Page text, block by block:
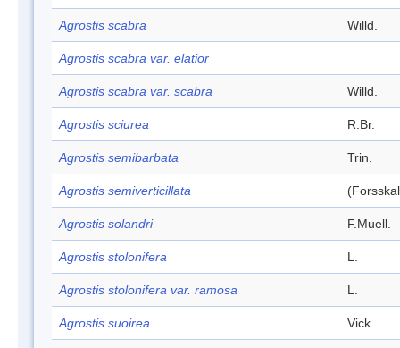
Agrostis scabra Willd.
Agrostis scabra var. elatior
Agrostis scabra var. scabra Willd.
Agrostis sciurea R.Br.
Agrostis semibarbata Trin.
Agrostis semiverticillata
Agrostis solandri F.Muell.
Agrostis stolonifera L.
Agrostis stolonifera var. ramosa L.
Agrostis suoirea Vick.